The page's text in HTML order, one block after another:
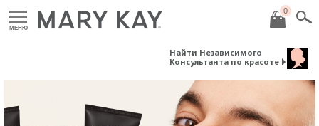
МЕНЮ
0
Найти Независимого
Консультанта по красоте